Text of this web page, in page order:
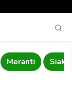
Meranti Siak